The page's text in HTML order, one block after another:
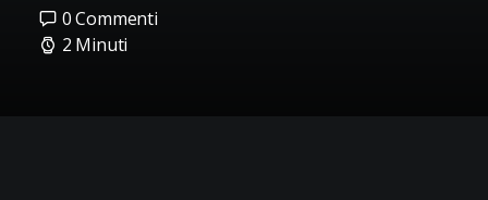
0 Commenti
2 Minuti